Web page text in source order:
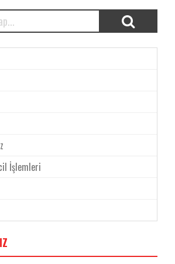
İşlemleri